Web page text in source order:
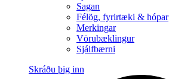
Sagan
Félög, fyrirtæki & hópar
Merkingar
Vörubæklingur
Sjálfbærni
Skráðu þig inn